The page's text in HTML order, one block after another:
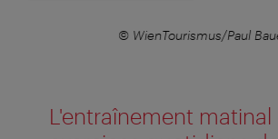
© WienTourismus/Paul
L'entraînement matinal